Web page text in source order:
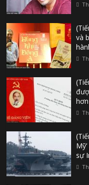
và
hơn
sự